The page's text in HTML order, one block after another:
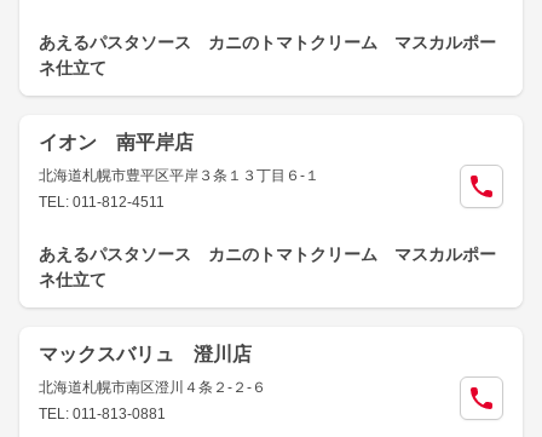
あえるパスタソース カニのトマトクリーム マスカルポー
ネ仕立て
イオン 南平岸店
北海道札幌市豊平区平岸３条１３丁目６-１
TEL: 011-812-4511
あえるパスタソース カニのトマトクリーム マスカルポー
ネ仕立て
マックスバリュ 澄川店
北海道札幌市南区澄川４条２-２-６
TEL: 011-813-0881